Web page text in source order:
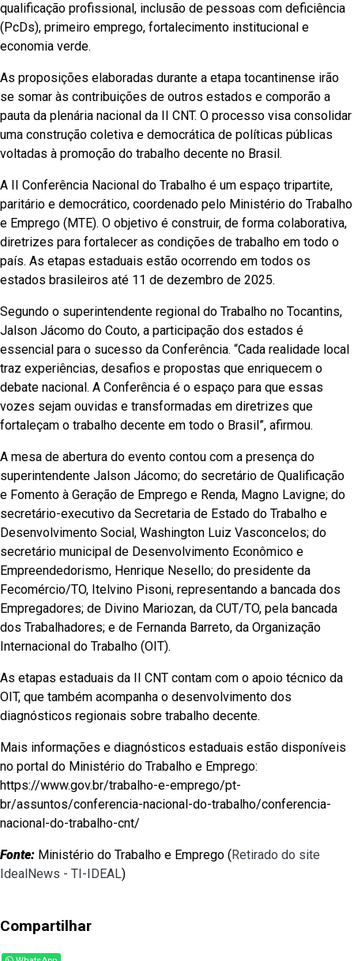
qualificação profissional, inclusão de pessoas com deficiência
(PcDs), primeiro emprego, fortalecimento institucional e
economia verde.
As proposições elaboradas durante a etapa tocantinense irão
se somar às contribuições de outros estados e comporão a
pauta da plenária nacional da II CNT. O processo visa consolidar
uma construção coletiva e democrática de políticas públicas
voltadas à promoção do trabalho decente no Brasil.
A II Conferência Nacional do Trabalho é um espaço tripartite,
paritário e democrático, coordenado pelo Ministério do Trabalho
e Emprego (MTE). O objetivo é construir, de forma colaborativa,
diretrizes para fortalecer as condições de trabalho em todo o
país. As etapas estaduais estão ocorrendo em todos os
estados brasileiros até 11 de dezembro de 2025.
Segundo o superintendente regional do Trabalho no Tocantins,
Jalson Jácomo do Couto, a participação dos estados é
essencial para o sucesso da Conferência. “Cada realidade local
traz experiências, desafios e propostas que enriquecem o
debate nacional. A Conferência é o espaço para que essas
vozes sejam ouvidas e transformadas em diretrizes que
fortaleçam o trabalho decente em todo o Brasil”, afirmou.
A mesa de abertura do evento contou com a presença do
superintendente Jalson Jácomo; do secretário de Qualificação
e Fomento à Geração de Emprego e Renda, Magno Lavigne; do
secretário-executivo da Secretaria de Estado do Trabalho e
Desenvolvimento Social, Washington Luiz Vasconcelos; do
secretário municipal de Desenvolvimento Econômico e
Empreendedorismo, Henrique Nesello; do presidente da
Fecomércio/TO, Itelvino Pisoni, representando a bancada dos
Empregadores; de Divino Mariozan, da CUT/TO, pela bancada
dos Trabalhadores; e de Fernanda Barreto, da Organização
Internacional do Trabalho (OIT).
As etapas estaduais da II CNT contam com o apoio técnico da
OIT, que também acompanha o desenvolvimento dos
diagnósticos regionais sobre trabalho decente.
Mais informações e diagnósticos estaduais estão disponíveis
no portal do Ministério do Trabalho e Emprego:
https://www.gov.br/trabalho-e-emprego/pt-
br/assuntos/conferencia-nacional-do-trabalho/conferencia-
nacional-do-trabalho-cnt/
Fonte: Ministério do Trabalho e Emprego (Retirado do site
IdealNews - TI-IDEAL)
Compartilhar